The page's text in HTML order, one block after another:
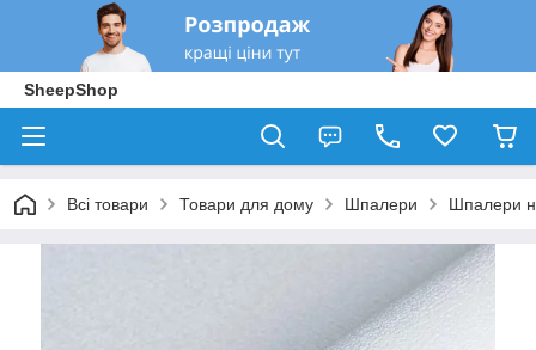
SheepShop
Всі товари Товари для дому Шпалери Шпалери